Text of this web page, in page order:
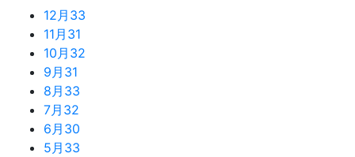
12月 33
11月 31
10月 32
9月 31
8月 33
7月 32
6月 30
5月 33